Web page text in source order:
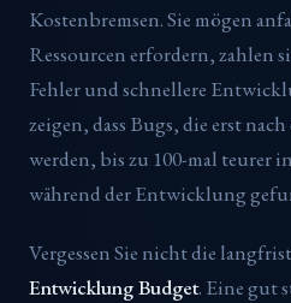
Kostenbremsen. Sie mögen
Ressourcen erfordern, zahlen
Fehler und schnellere
zeigen, dass Bugs, die erst
werden, bis zu 100-mal teurer
während der Entwicklung
Vergessen Sie nicht die
Entwicklung Budget. Eine gut